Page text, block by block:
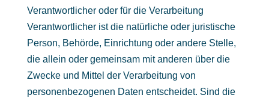
Verantwortlicher oder für die Verarbeitung
Verantwortlicher ist die natürliche oder juristische
Person, Behörde, Einrichtung oder andere Stelle,
die allein oder gemeinsam mit anderen über die
Zwecke und Mittel der Verarbeitung von
personenbezogenen Daten entscheidet. Sind die